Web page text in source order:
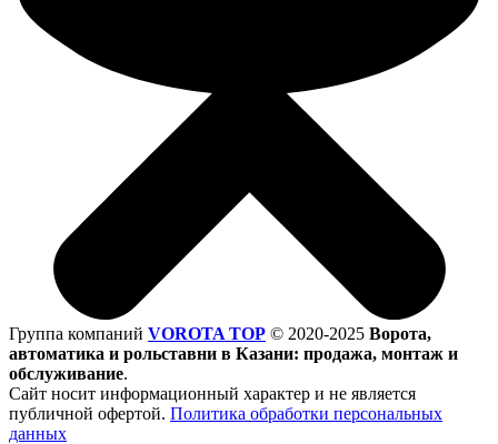
Группа компаний VOROTA TOP © 2020-2025 Ворота,
автоматика и рольставни в Казани: продажа, монтаж и
обслуживание.
Сайт носит информационный характер и не является
публичной офертой. Политика обработки персональных
данных